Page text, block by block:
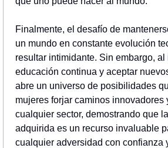
Finalmente, el desafío de
un mundo en constante evolución
resultar intimidante. Sin embargo, al
educación continua y aceptar
abre un universo de posibilidades
mujeres forjar caminos innovadores
cualquier sector, demostrando que
adquirida es un recurso invaluable
cualquier adversidad con confianza